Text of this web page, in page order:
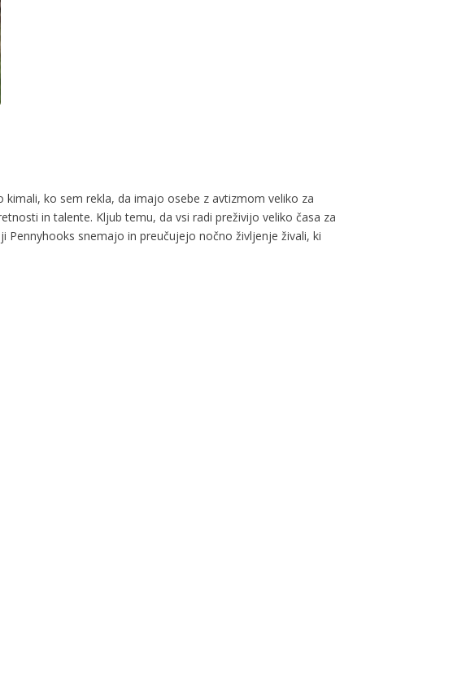
ko sem rekla, da imajo osebe z avtizmom veliko za
in talente. Kljub temu, da vsi radi preživijo veliko časa za
Pennyhooks snemajo in preučujejo nočno življenje živali, ki